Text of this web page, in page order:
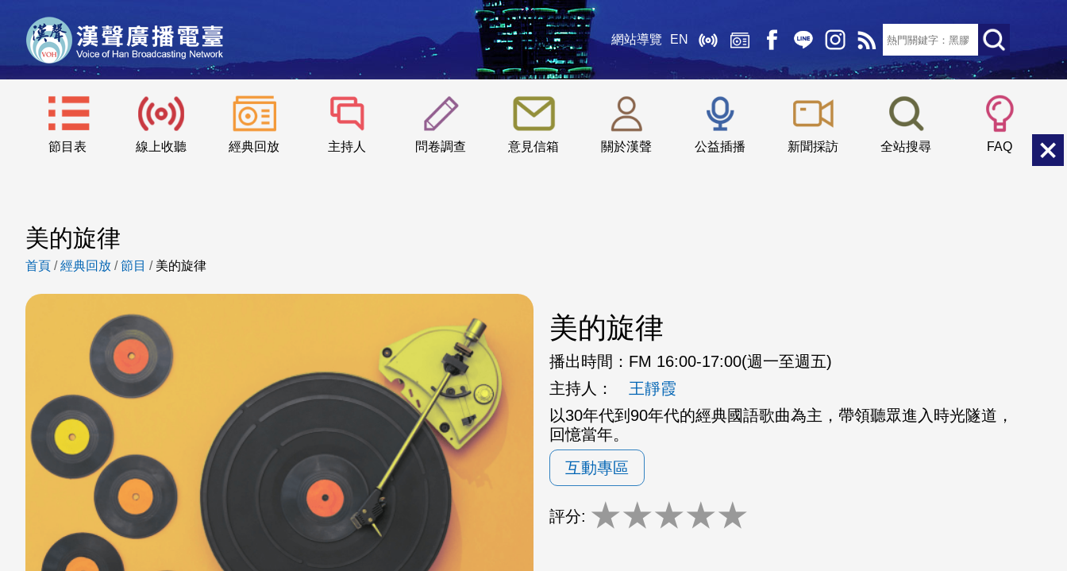
網站導覽 EN
節目表 線上收聽 經典回放 主持人 問卷調查 意見信箱 關於漢聲 公益插播 新聞採訪 全站搜尋 FAQ
::: 小 中
美的旋律
首頁 /經典回放 /節目 / 美的旋律
美的旋律
播出時間： FM 16:00-17:00(週一至週五)
主持人：
王靜霞
以30年代到90年代的經典國語歌曲為主，帶領聽眾進入時光隧道，
回憶當年。
互動專區
評分: ★★★★★